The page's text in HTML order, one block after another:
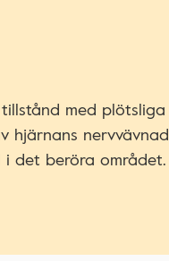
med plötsliga
hjärnans nervvävnad
i det beröra området.